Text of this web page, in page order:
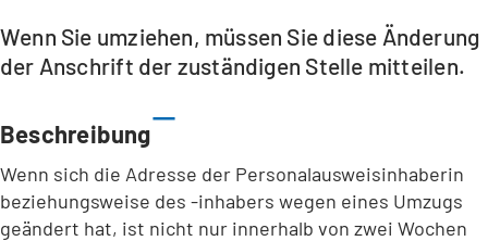
Wenn Sie umziehen, müssen Sie diese Änderung
der Anschrift der zuständigen Stelle mitteilen.
Beschreibung
Wenn sich die Adresse der Personalausweisinhaberin
beziehungsweise des -inhabers wegen eines Umzugs
geändert hat, ist nicht nur innerhalb von zwei Wochen